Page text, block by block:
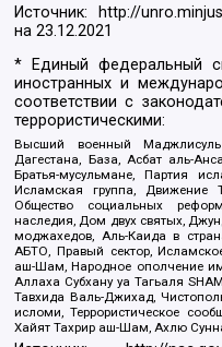
Источник: http://
на23.12.2021
* Единый федеральный
иностранных и
соответствии с
террористическими:
Высший военный
Дагестана, База, Асбат аль-
Братья-мусульмане, Партия
Исламская группа, Движение
Общество социальных
наследия, Дом двух святых,
моджахедов, Аль-Каида в
АБТО, Правый сектор,
аш-Шам, Народное ополчение
Аллаха Субхану уа Тагьаля
Тавхида Валь-Джихад,
исломи, Террористическое
Хайят Тахрир аш-Шам, Ахлю